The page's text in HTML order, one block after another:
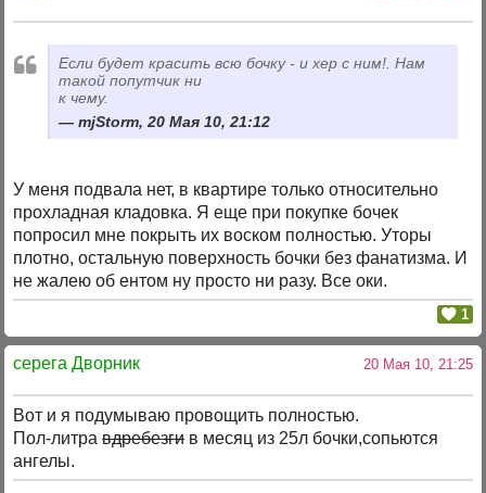
Если будет красить всю бочку - и хер с ним!. Нам
такой попутчик ни
к чему.
mjStorm, 20 Мая 10, 21:12
У меня подвала нет, в квартире только относительно
прохладная кладовка. Я еще при покупке бочек
попросил мне покрыть их воском полностью. Уторы
плотно, остальную поверхность бочки без фанатизма. И
не жалею об ентом ну просто ни разу. Все оки.
1
серега Дворник 20 Мая 10, 21:25
Вот и я подумываю провощить полностью.
Пол-литравдребезги в месяц из 25л бочки,сопьются
ангелы.